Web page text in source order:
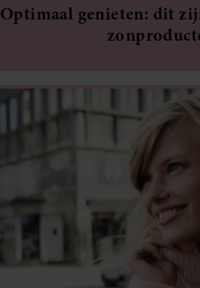
Optimaal genieten: dit